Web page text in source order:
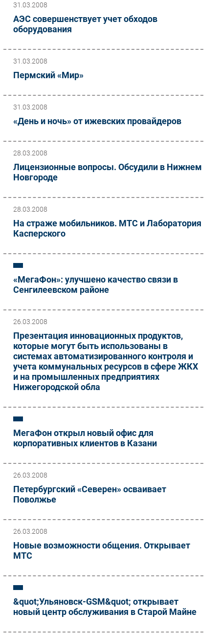
31.03.2008
АЭС совершенствует учет обходов
оборудования
31.03.2008
Пермский «Мир»
31.03.2008
«День и ночь» от ижевских провайдеров
28.03.2008
Лицензионные вопросы. Обсудили в Нижнем
Новгороде
28.03.2008
На страже мобильников. МТС и Лаборатория
Касперского
«МегаФон»: улучшено качество связи в
Cенгилеевском районе
26.03.2008
Презентация инновационных продуктов,
которые могут быть использованы в
системах автоматизированного контроля и
учета коммунальных ресурсов в сфере ЖКХ
и на промышленных предприятиях
Нижегородской обла
МегаФон открыл новый офис для
корпоративных клиентов в Казани
26.03.2008
Петербургский «Северен» осваивает
Поволжье
26.03.2008
Новые возможности общения. Открывает
МТС
&quot;Ульяновск-GSM&quot; открывает
новый центр обслуживания в Старой Майне